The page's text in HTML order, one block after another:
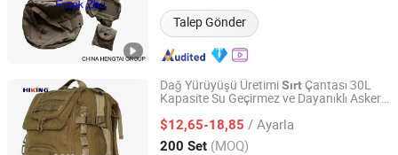
Talep Gönder
Dağ Yürüyüşü ÜretimiSırt Çantası 30L
Kapasite Su Geçirmez ve Dayanıklı Askeri
$12,65-18,85 / Ayarla
200 Set (MOQ)
Hiking (Qingdao) Industry Co., Ltd.
Shandong, China Fiyat 2024